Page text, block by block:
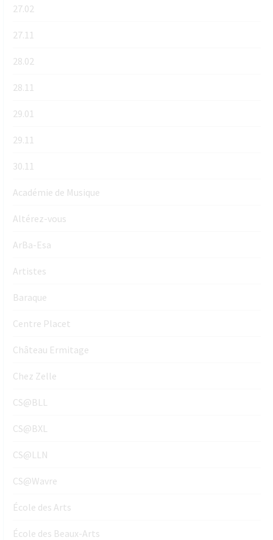
27.02
27.11
28.02
28.11
29.01
29.11
30.11
Académie de Musique
Altérez-vous
ArBa-Esa
Artistes
Baraque
Centre Placet
Château Ermitage
Chez Zelle
CS@BLL
CS@BXL
CS@LLN
CS@Wavre
École des Arts
École des Beaux-Arts